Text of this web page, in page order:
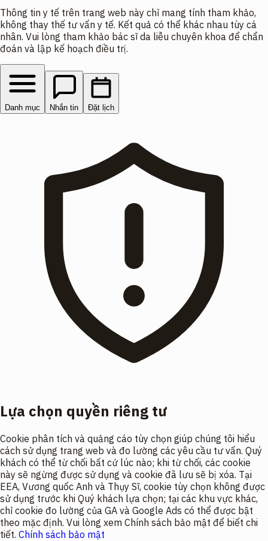
Thông tin y tế trên trang web này chỉ mang tính tham khảo,
không thay thế tư vấn y tế. Kết quả có thể khác nhau tùy cá
nhân. Vui lòng tham khảo bác sĩ da liễu chuyên khoa để chẩn
đoán và lập kế hoạch điều trị.
Danh mục Nhắn tin Đặt lịch
Lựa chọn quyền riêng tư
Cookie phân tích và quảng cáo tùy chọn giúp chúng tôi hiểu
cách sử dụng trang web và đo lường các yêu cầu tư vấn. Quý
khách có thể từ chối bất cứ lúc nào; khi từ chối, các cookie
này sẽ ngừng được sử dụng và cookie đã lưu sẽ bị xóa. Tại
EEA, Vương quốc Anh và Thụy Sĩ, cookie tùy chọn không được
sử dụng trước khi Quý khách lựa chọn; tại các khu vực khác,
chỉ cookie đo lường của GA và Google Ads có thể được bật
theo mặc định. Vui lòng xem Chính sách bảo mật để biết chi
tiết. Chính sách bảo mật